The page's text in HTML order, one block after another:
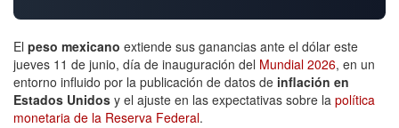
El peso mexicano extiende sus ganancias ante el dólar este
jueves 11 de junio, día de inauguración del Mundial 2026, en un
entorno influido por la publicación de datos de inflación en
Estados Unidos y el ajuste en las expectativas sobre la política
monetaria de la Reserva Federal.